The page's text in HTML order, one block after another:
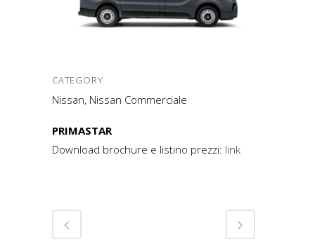
CATEGORY
Nissan, Nissan Commerciale
PRIMASTAR
Download brochure e listino prezzi: link